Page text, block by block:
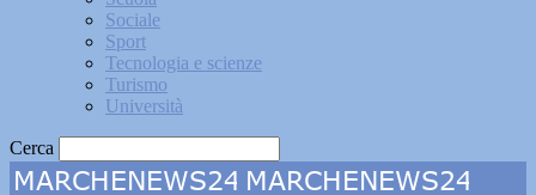
Sociale
Sport
Tecnologia e scienze
Turismo
Università
Cerca